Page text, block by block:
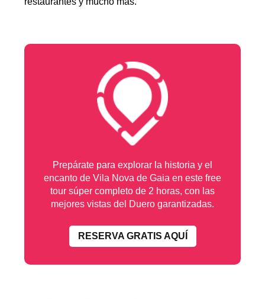
Prepárate para explorar la historia y el
encanto de Vila Nova de Gaia en este free
tour súper completo de 2 horas, con las
mejores vistas del Duero garantizadas.
RESERVA GRATIS AQUÍ